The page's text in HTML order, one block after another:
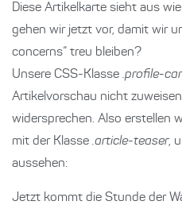
Diese Artikelkarte sieht aus
gehen wir jetzt vor, damit wir
concerns“ treu bleiben?
Unsere CSS-Klasse .profile-
Artikelvorschau nicht
widersprechen. Also erstellen
mit der Klasse .article-teaser,
aussehen:
Jetzt kommt die Stunde der